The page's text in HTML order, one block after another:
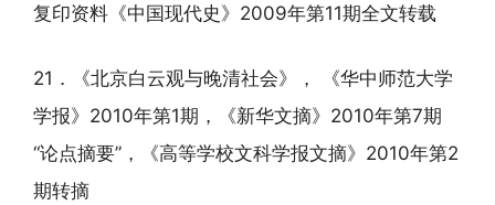
复印资料《中国现代史》2009年第11期全文转载
21．《北京白云观与晚清社会》， 《华中师范大学
学报》2010年第1期，《新华文摘》2010年第7期
“论点摘要”，《高等学校文科学报文摘》2010年第2
期转摘